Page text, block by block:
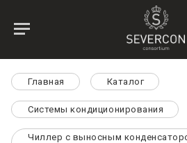
Главная Каталог
Системы кондиционирования
Чиллер с выносным